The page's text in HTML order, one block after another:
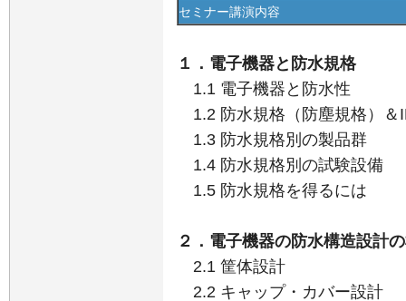
セミナー講演内容
１．電子機器と防水規格
1.1 電子機器と防水性
1.2 防水規格（防塵規格）＆
1.3 防水規格別の製品群
1.4 防水規格別の試験設備
1.5 防水規格を得るには
２．電子機器の防水構造設計
2.1 筐体設計
2.2 キャップ・カバー設計